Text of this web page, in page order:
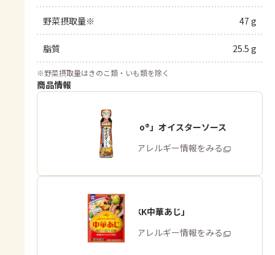
野菜摂取量※ 47 g
脂質 25.5 g
※野菜摂取量はきのこ類・いも類を除く
商品情報
「Cook Do®」オイスターソース
商品・アレルギー情報をみる
「味の素KK中華あじ」
商品・アレルギー情報をみる